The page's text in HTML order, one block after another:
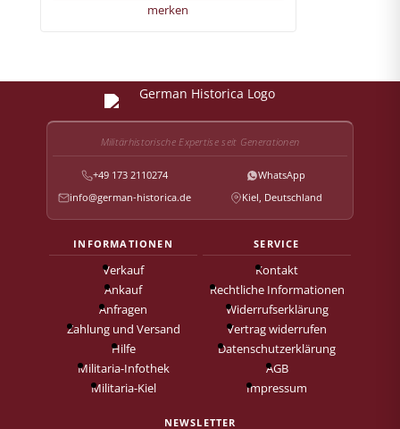
merken
Militärhistorische Expertise seit Generationen
+49 173 2110274
WhatsApp
info@german-historica.de
Kiel, Deutschland
INFORMATIONEN
Verkauf
Ankauf
Anfragen
Zahlung und Versand
Hilfe
Militaria-Infothek
Militaria-Kiel
SERVICE
Kontakt
Rechtliche Informationen
Widerrufserklärung
Vertrag widerrufen
Datenschutzerklärung
AGB
Impressum
NEWSLETTER